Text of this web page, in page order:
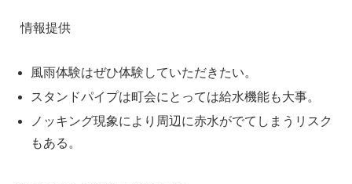
情報提供
風雨体験はぜひ体験していただきたい。
スタンドパイプは町会にとっては給水機能も大事。
ノッキング現象により周辺に赤水がでてしまうリスク
もある。